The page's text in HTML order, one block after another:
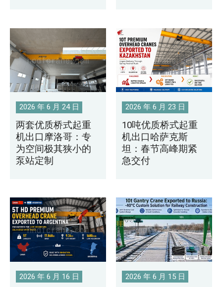
2026 年 6 月 24 日
两套优质桥式起重
机出口摩洛哥：专
为空间极其狭小的
泵站定制
2026 年 6 月 23 日
10吨优质桥式起重
机出口哈萨克斯
坦：春节高峰期紧
急交付
2026 年 6 月 16 日 2026 年 6 月 15 日